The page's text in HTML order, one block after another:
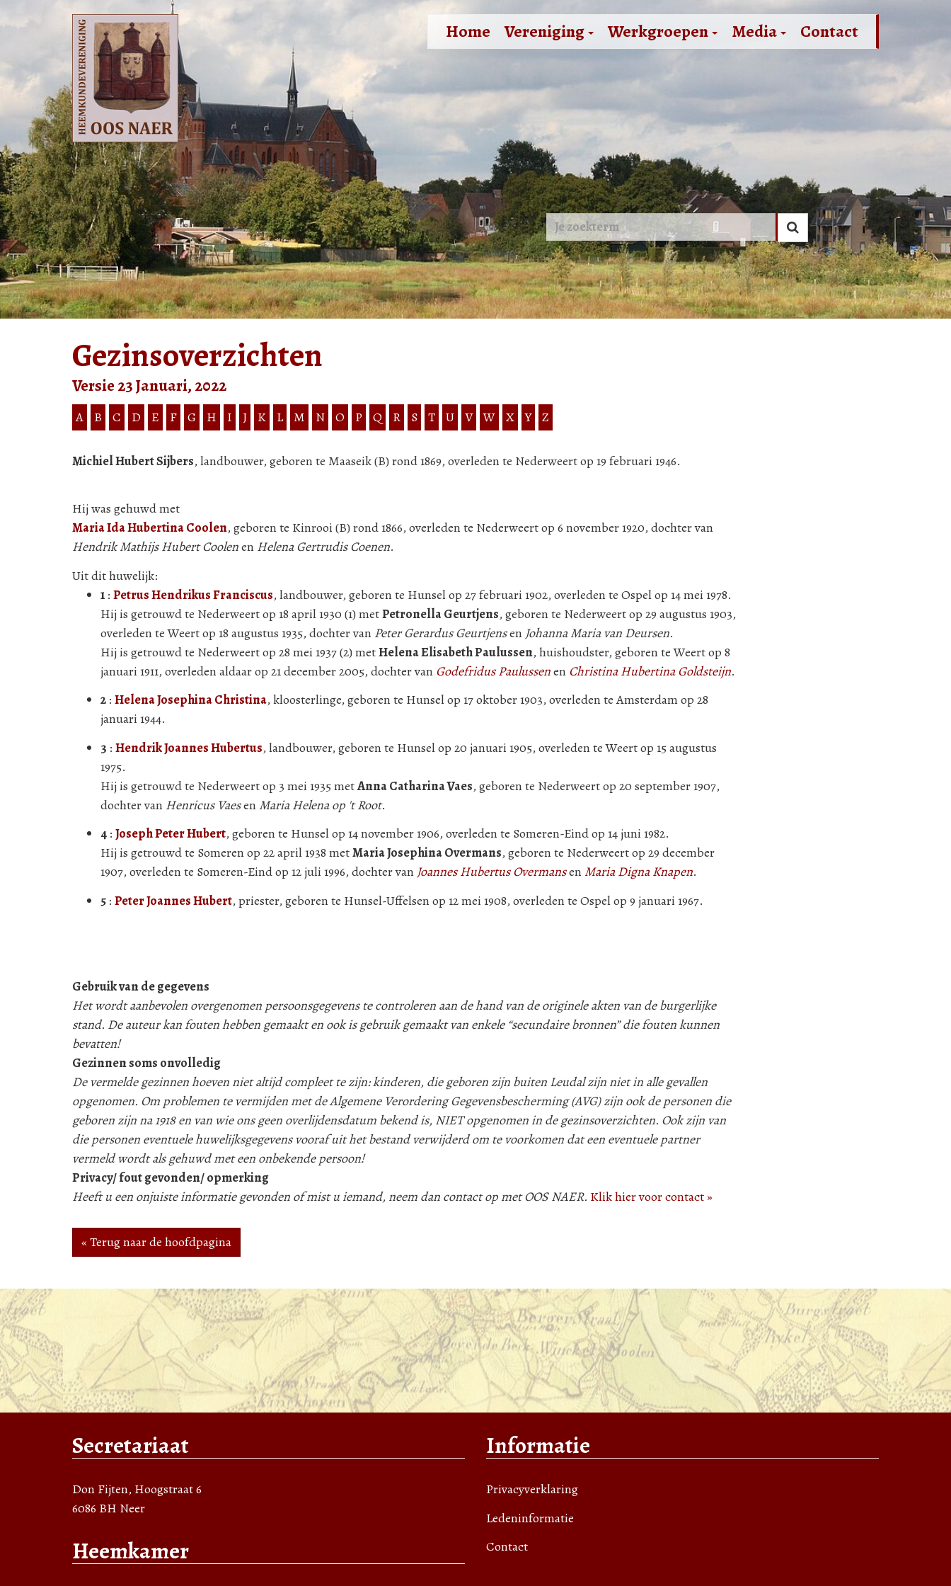
Home Vereniging Werkgroepen Media Contact
Gezinsoverzichten
Versie 23 Januari, 2022
A B C D E F G H I J K L M N O P Q R S T U V W X Y Z
Michiel Hubert Sijbers, landbouwer, geboren te Maaseik (B) rond 1869, overleden te Nederweert op 19 februari 1946.
Hij was gehuwd met
Maria Ida Hubertina Coolen, geboren te Kinrooi (B) rond 1866, overleden te Nederweert op 6 november 1920, dochter van
Hendrik Mathijs Hubert Coolenen Helena Gertrudis Coenen.
Uit dit huwelijk:
1 : Petrus Hendrikus Franciscus, landbouwer, geboren te Hunsel op 27 februari 1902, overleden te Ospel op 14 mei 1978.
Hij is getrouwd te Nederweert op 18 april 1930 (1) metPetronella Geurtjens, geboren te Nederweert op 29 augustus 1903,
overleden te Weert op 18 augustus 1935, dochter van Peter Gerardus Geurtjensen Johanna Maria van Deursen.
Hij is getrouwd te Nederweert op 28 mei 1937 (2) metHelena Elisabeth Paulussen, huishoudster, geboren te Weert op 8
januari 1911, overleden aldaar op 21 december 2005, dochter van Godefridus Paulussenen Christina Hubertina Goldsteijn.
2 : Helena Josephina Christina, kloosterlinge, geboren te Hunsel op 17 oktober 1903, overleden te Amsterdam op 28
januari 1944.
3 : Hendrik Joannes Hubertus, landbouwer, geboren te Hunsel op 20 januari 1905, overleden te Weert op 15 augustus
1975.
Hij is getrouwd te Nederweert op 3 mei 1935 metAnna Catharina Vaes, geboren te Nederweert op 20 september 1907,
dochter van Henricus Vaesen Maria Helena op 't Root.
4 : Joseph Peter Hubert, geboren te Hunsel op 14 november 1906, overleden te Someren-Eind op 14 juni 1982.
Hij is getrouwd te Someren op 22 april 1938 metMaria Josephina Overmans, geboren te Nederweert op 29 december
1907, overleden te Someren-Eind op 12 juli 1996, dochter van Joannes Hubertus Overmansen Maria Digna Knapen.
5 : Peter Joannes Hubert, priester, geboren te Hunsel-Uffelsen op 12 mei 1908, overleden te Ospel op 9 januari 1967.
Gebruik van de gegevens
Het wordt aanbevolen overgenomen persoonsgegevens te controleren aan de hand van de originele akten van de burgerlijke
stand. De auteur kan fouten hebben gemaakt en ook is gebruik gemaakt van enkele “secundaire bronnen” die fouten kunnen
bevatten!
Gezinnen soms onvolledig
De vermelde gezinnen hoeven niet altijd compleet te zijn: kinderen, die geboren zijn buiten Leudal zijn niet in alle gevallen
opgenomen. Om problemen te vermijden met de Algemene Verordering Gegevensbescherming (AVG) zijn ook de personen die
geboren zijn na 1918 en van wie ons geen overlijdensdatum bekend is, NIET opgenomen in de gezinsoverzichten. Ook zijn van
die personen eventuele huwelijksgegevens vooraf uit het bestand verwijderd om te voorkomen dat een eventuele partner
vermeld wordt als gehuwd met een onbekende persoon!
Privacy/ fout gevonden/ opmerking
Heeft u een onjuiste informatie gevonden of mist u iemand, neem dan contact op met OOS NAER. Klik hier voor contact »
« Terug naar de hoofdpagina
Secretariaat
Don Fijten, Hoogstraat 6
6086 BH Neer
Heemkamer
Informatie
Privacyverklaring
Ledeninformatie
Contact